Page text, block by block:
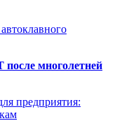
после многолетней
предприятия: